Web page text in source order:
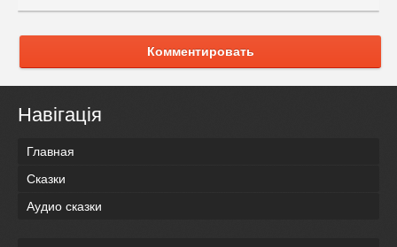
Комментировать
Навігація
Главная
Сказки
Аудио сказки